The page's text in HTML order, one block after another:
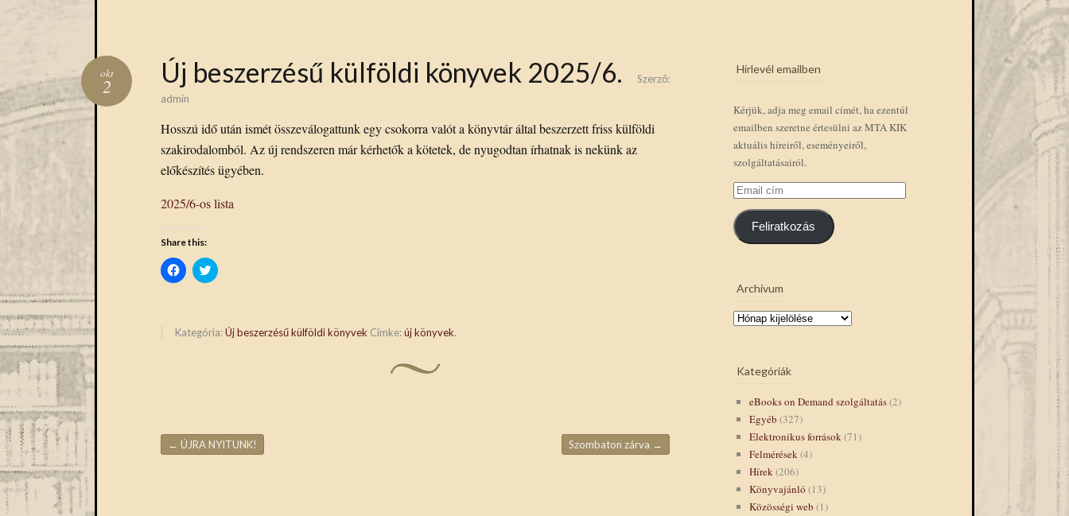
Új beszerzésű külföldi könyvek 2025/6.
okt
2
Szerző:
admin
Hosszú idő után ismét összeválogattunk egy csokorra valót a könyvtár által beszerzett friss külföldi
szakirodalomból. Az új rendszeren már kérhetők a kötetek, de nyugodtan írhatnak is nekünk az
előkészítés ügyében.
2025/6-os lista
Share this:
Click
to
in
new
Click
to
in
new
Kategória:Új beszerzésű külföldi könyvek Címke:új könyvek.
Bejegyzések navigációja
← ÚJRA NYITUNK! Szombaton zárva →
Hírlevél emailben
Kérjük, adja meg email címét, ha ezentúl
emailben szeretne értesülni az MTA KIK
aktuális híreiről, eseményeiről,
szolgáltatásairól.
Email
cím
Feliratkozás
Archívum
Kategóriák
eBooks on Demand szolgáltatás(2)
Egyéb (327)
Elektronikus források(71)
Felmérések(4)
Hírek(206)
Könyvajánló (13)
Közösségi web (1)